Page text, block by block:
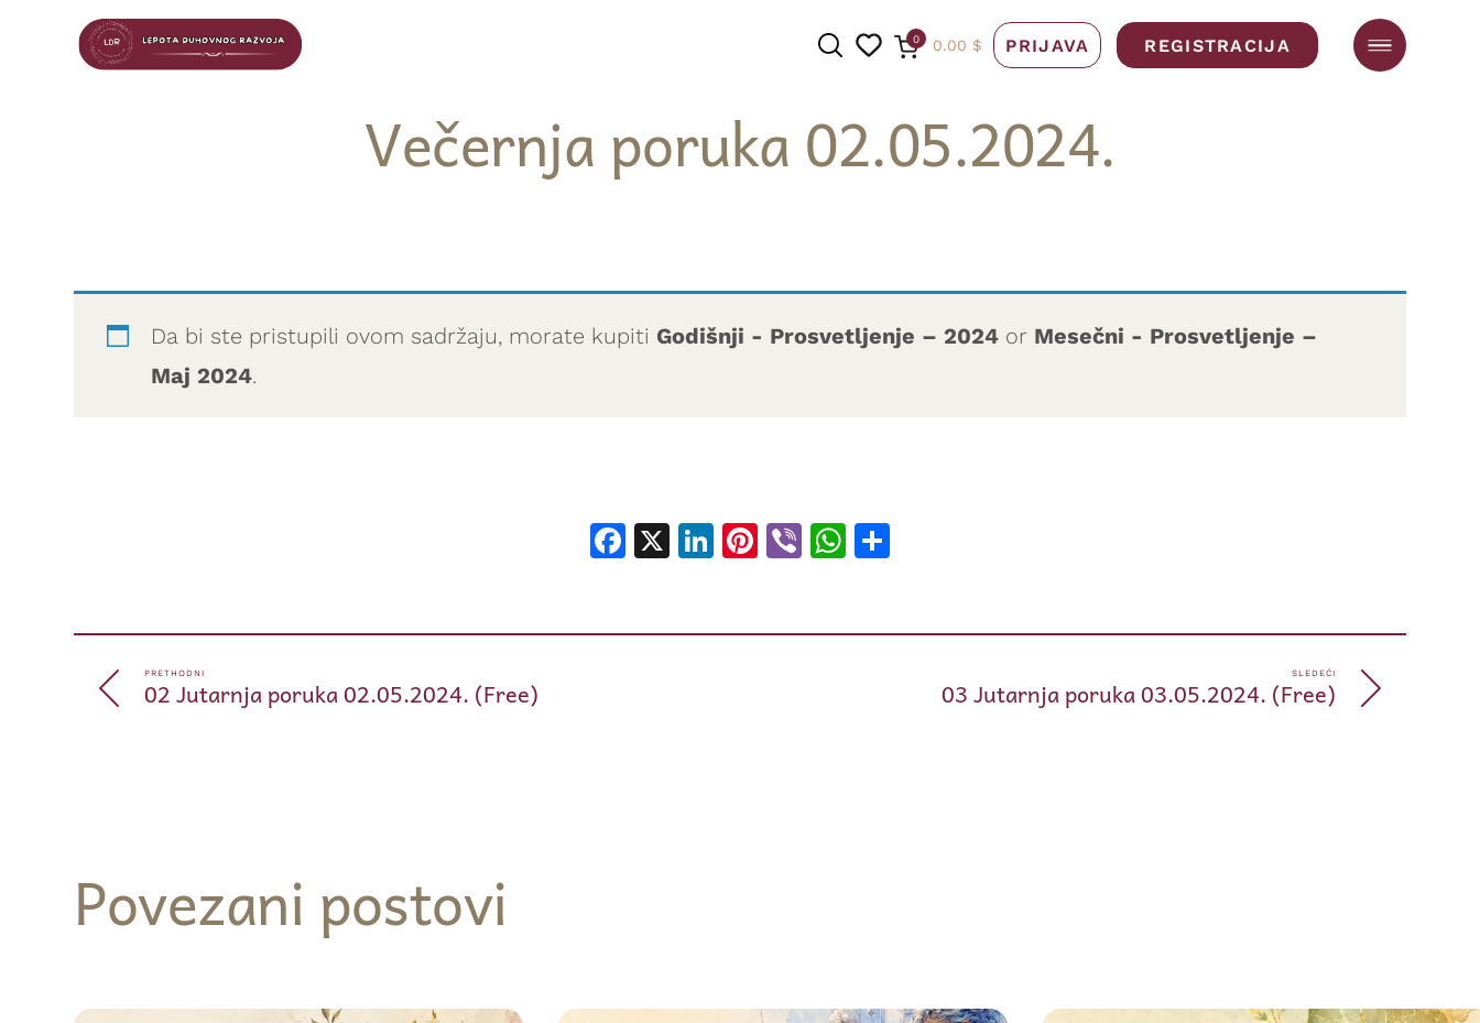
0 0.00 $ PRIJAVA REGISTRACIJA
Večernja poruka 02.05.2024.
Da bi ste pristupili ovom sadržaju, morate kupiti Godišnji - Prosvetljenje – 2024 or Mesečni - Prosvetljenje –
Maj 2024.
Facebook
X LinkedIn
Pinterest
ViberWhatsApp
PRETHODNI
02 Jutarnja poruka 02.05.2024. (Free)
SLEDEĆI
03 Jutarnja poruka 03.05.2024. (Free)
Povezani postovi